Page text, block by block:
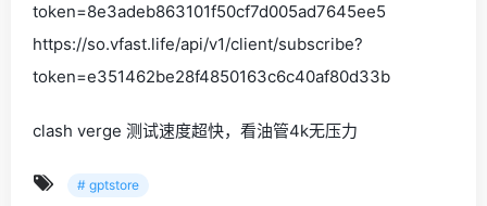
token=8e3adeb863101f50cf7d005ad7645ee5
https://so.vfast.life/api/v1/client/subscribe?
token=e351462be28f4850163c6c40af80d33b
clash verge 测试速度超快，看油管4k无压力
# gptstore